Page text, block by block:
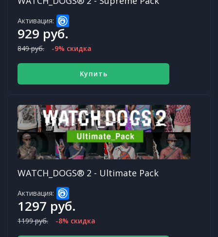
Активация:
929 руб.
849 руб. -9% скидка
Купить
WATCH_DOGS® 2 - Ultimate Pack
Активация:
1297 руб.
1199 руб. -8% скидка